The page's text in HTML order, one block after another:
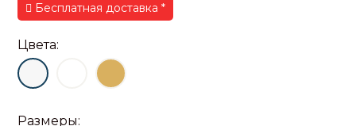
Бесплатная доставка *
Цвета:
Размеры: